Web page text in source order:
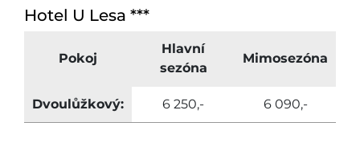
Hotel U Lesa ***
Pokoj
Hlavní
sezóna
Mimosezóna
Dvoulůžkový: 6 250,- 6 090,-